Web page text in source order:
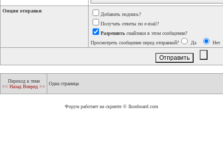
Опции отправки
Добавить подпись?
Получать ответы по e-mail?
Разрешить смайлики в этом сообщении?
Просмотреть сообщение перед отправкой?
Да Нет
Переход к теме
<< Назад Вперед >>
Одна страница
Форум работает на скрипте © Ikonboard.com